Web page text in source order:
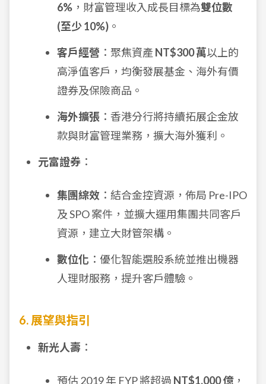
6% ，財富管理收入成長目標為雙位數
(至少 10%) 。
客戶經營 ：聚焦資產 NT$300 萬以上的
高淨值客戶，均衡發展基金、海外有價
證券及保險商品。
海外擴張 ：香港分行將持續拓展企金放
款與財富管理業務，擴大海外獲利。
元富證券 ：
集團綜效 ：結合金控資源，佈局 Pre-IPO
及 SPO 案件，並擴大運用集團共同客戶
資源，建立大財管架構。
數位化 ：優化智能選股系統並推出機器
人理財服務，提升客戶體驗。
6. 展望與指引
新光人壽 ：
預估 2019 年 FYP 將超過 NT$1,000 億，